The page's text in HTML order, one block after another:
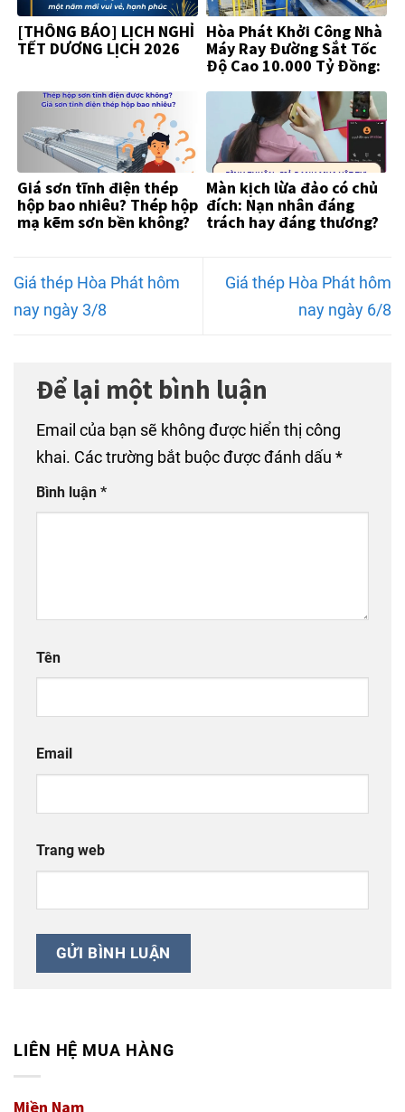
[THÔNG BÁO] LỊCH NGHỈ
TẾT DƯƠNG LỊCH 2026
Hòa Phát Khởi Công Nhà
Máy Ray Đường Sắt Tốc
Độ Cao 10.000 Tỷ Đồng:
Thép”
Giá sơn tĩnh điện thép
hộp bao nhiêu? Thép hộp
mạ kẽm sơn bền không?
Màn kịch lừa đảo có chủ
đích: Nạn nhân đáng
trách hay đáng thương?
Giá thép Hòa Phát hôm
nay ngày 3/8
Giá thép Hòa Phát hôm
nay ngày 6/8
Để lại một bình luận
Email của bạn sẽ không được hiển thị công
khai. Các trường bắt buộc được đánh dấu *
Bình luận *
Tên
Email
Trang web
LIÊN HỆ MUA HÀNG
Miền Nam